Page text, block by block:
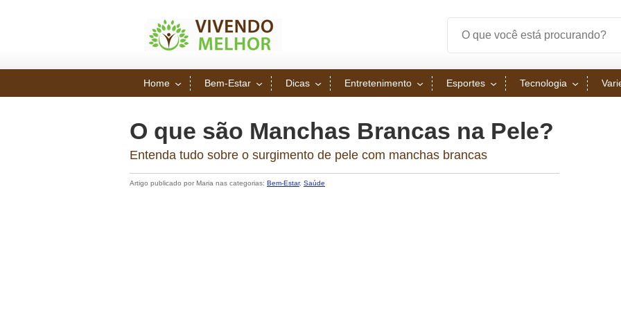
Home Bem-Estar Dicas Entretenimento Esportes Tecnologia
O que são Manchas Brancas na Pele?
Entenda tudo sobre o surgimento de pele com manchas brancas
Artigo publicado por Maria nas categorias: Bem-Estar, Saúde